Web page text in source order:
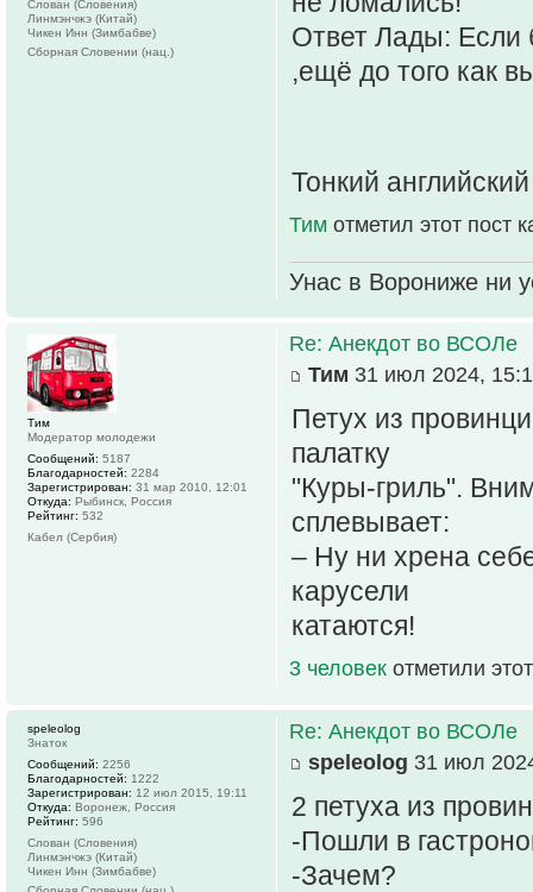
Ответ Лады: Если
,ещё до того как
Тонкий
Тим отметил этот пост
Унас в Ворониже ни
Слован (Словения)
Линмэнчжэ (Китай)
Чикен Инн (Зимбабве)
Сборная Словении (нац.)
Re: Анекдот во ВСОЛе
Тим 31 июл 2024,
Петух из
палатку
"Куры-гриль".
сплевывает:
– Ну ни хрена
карусели
катаются!
3 человек отметили
Тим
Модератор молодежи
Сообщений: 5187
Благодарностей: 2284
Зарегистрирован: 31 мар 2010, 12:01
Откуда: Рыбинск, Россия
Рейтинг: 532
Кабел (Сербия)
Re: Анекдот во ВСОЛе
speleolog 31 июл
2 петуха из
-Пошли в
-Зачем?
speleolog
Знаток
Сообщений: 2256
Благодарностей: 1222
Зарегистрирован: 12 июл 2015, 19:11
Откуда: Воронеж, Россия
Рейтинг: 596
Слован (Словения)
Линмэнчжэ (Китай)
Чикен Инн (Зимбабве)